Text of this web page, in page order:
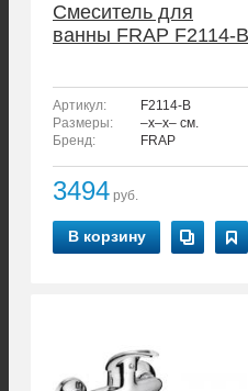
Смеситель для
ванны FRAP F2114-B
Артикул:
F2114-B
Размеры:
–x–x– см.
Бренд:
FRAP
3494 руб.
В корзину